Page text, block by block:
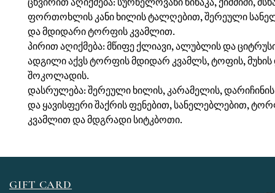
ცხვირით აღიქმება: სურნელოვანი წიწაკა, ქიშმიში,
ფორთოხლის კანი ხილის ტალღებით, შერეული
და მდიდარი ტორფის კვამლით.
პირით აღიქმება: მწიფე ქლიავი, ალუბლის და
ადგილი აქვს ტორფის მდიდარ კვამლს, ტოფის, მუხის
შოკოლადის.
დასრულება: შერეული ხილის, კარამელის, დარიჩინის
და ყავისფერი შაქრის ფენებით, სანელებლებით,
კვამლით და მდგრადი სიტკბოთი.
GIFT CARD